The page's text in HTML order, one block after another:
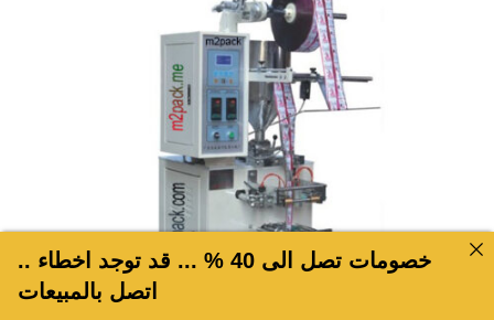
خصومات تصل الى 40 % ... قد توجد اخطاء ..
اتصل بالمبيعات